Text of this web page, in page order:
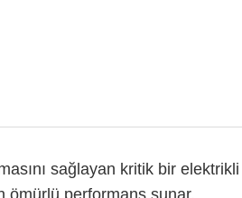
sağlayan kritik bir elektrikli
ömürlü performans sunar.